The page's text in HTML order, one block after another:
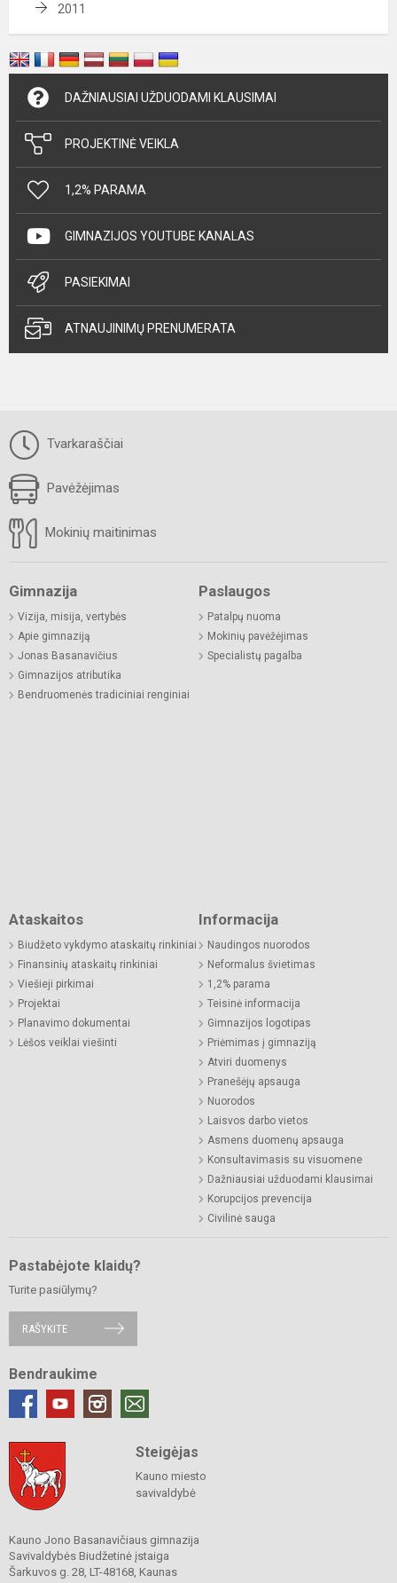
2011
DAŽNIAUSIAI UŽDUODAMI KLAUSIMAI
PROJEKTINĖ VEIKLA
1,2% PARAMA
GIMNAZIJOS YOUTUBE KANALAS
PASIEKIMAI
ATNAUJINIMŲ PRENUMERATA
Tvarkaraščiai
Pavėžėjimas
Mokinių maitinimas
Gimnazija
Vizija, misija, vertybės
Apie gimnaziją
Jonas Basanavičius
Gimnazijos atributika
Bendruomenės tradiciniai renginiai
Paslaugos
Patalpų nuoma
Mokinių pavėžėjimas
Specialistų pagalba
Ataskaitos
Biudžeto vykdymo ataskaitų rinkiniai
Finansinių ataskaitų rinkiniai
Viešieji pirkimai
Projektai
Planavimo dokumentai
Lėšos veiklai viešinti
Informacija
Naudingos nuorodos
Neformalus švietimas
1,2% parama
Teisinė informacija
Gimnazijos logotipas
Priėmimas į gimnaziją
Atviri duomenys
Pranešėjų apsauga
Nuorodos
Laisvos darbo vietos
Asmens duomenų apsauga
Konsultavimasis su visuomene
Dažniausiai užduodami klausimai
Korupcijos prevencija
Civilinė sauga
Pastabėjote klaidų?
Turite pasiūlymų?
RAŠYKITE
Bendraukime
Steigėjas
Kauno miesto
savivaldybė
Kauno Jono Basanavičiaus gimnazija
Savivaldybės Biudžetinė įstaiga
Šarkuvos g. 28, LT-48168, Kaunas